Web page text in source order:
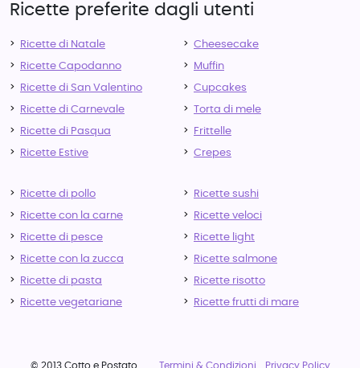
Ricette preferite dagli utenti
Ricette di Natale
Ricette Capodanno
Ricette di San Valentino
Ricette di Carnevale
Ricette di Pasqua
Ricette Estive
Cheesecake
Muffin
Cupcakes
Torta di mele
Frittelle
Crepes
Ricette di pollo
Ricette con la carne
Ricette di pesce
Ricette con la zucca
Ricette di pasta
Ricette vegetariane
Ricette sushi
Ricette veloci
Ricette light
Ricette salmone
Ricette risotto
Ricette frutti di mare
© 2013 Cotto e Postato Termini & Condizioni Privacy Policy